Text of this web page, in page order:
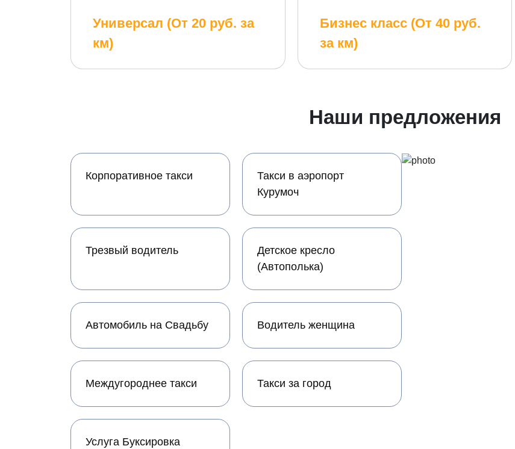
Универсал (От 20 руб. за
км)
Бизнес класс (От 40 руб.
за км)
Наши предложения
Корпоративное такси
Такси в аэропорт
Курумоч
Трезвый водитель
Детское кресло
(Автополька)
Автомобиль на Свадьбу Водитель женщина
Междугороднее такси Такси за город
Услуга Буксировка